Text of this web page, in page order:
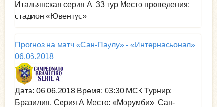
Итальянская серия А, 33 тур Место проведения:
стадион «Ювентус»
Прогноз на матч «Сан-Паулу» - «Интернасьонал»
06.06.2018
Дата: 06.06.2018 Время: 03:30 МСК Турнир:
Бразилия. Серия А Место: «Морумби», Сан-